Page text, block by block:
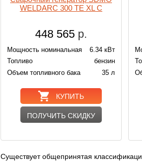
WELDARC 300 TE XL C
448 565 р.
Мощность номинальная
6.34 кВт
Топливо
бензин
Объем топливного бака
35 л
КУПИТЬ
ПОЛУЧИТЬ СКИДКУ
Существует общепринятая